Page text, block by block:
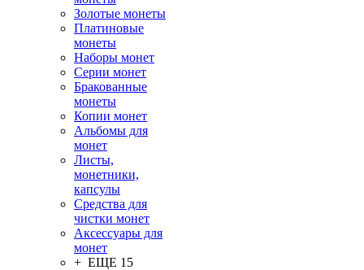
Золотые монеты
Платиновые
монеты
Наборы монет
Серии монет
Бракованные
монеты
Копии монет
Альбомы для
монет
Листы,
монетники,
капсулы
Средства для
чистки монет
Аксессуары для
монет
+ ЕЩЕ 15